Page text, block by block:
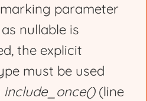
parameter
nullable is
the explicit
must be used
include_once()(line